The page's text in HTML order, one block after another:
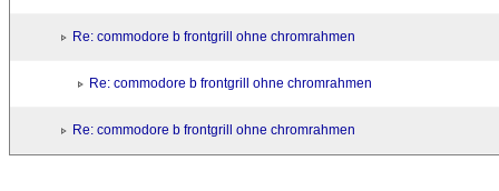
Re: commodore b frontgrill ohne chromrahmen
Re: commodore b frontgrill ohne chromrahmen
Re: commodore b frontgrill ohne chromrahmen